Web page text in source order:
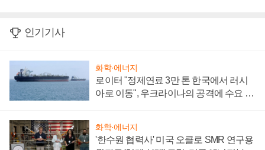
인기기사
화학·에너지
로이터 "정제연료 3만 톤 한국에서 러시
아로 이동", 우크라이나의 공격에 수요 늘
화학·에너지
'한수원 협력사' 미국 오클로 SMR 연구용